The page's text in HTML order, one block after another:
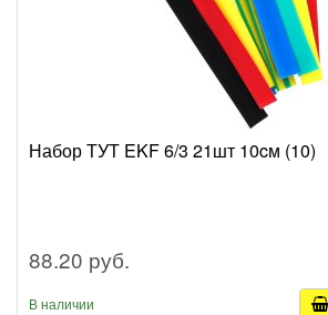
Набор ТУТ EKF 6/3 21шт 10cм (10)
88.20 руб.
В наличии